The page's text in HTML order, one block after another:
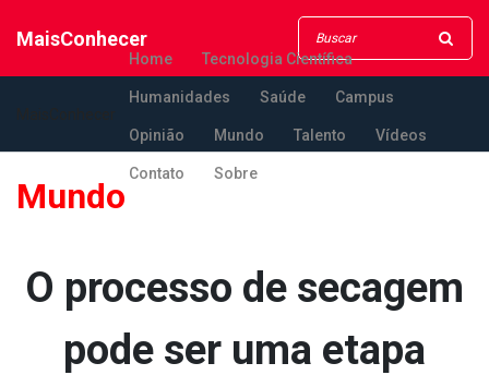
MaisConhecer
Home Tecnologia Científica
Humanidades Saúde Campus
Opinião Mundo Talento Vídeos
Contato Sobre
Mundo
O processo de secagem
pode ser uma etapa